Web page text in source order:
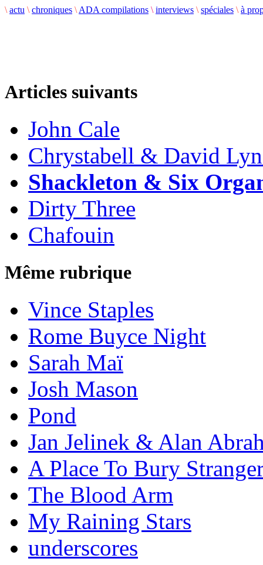
\ actu \ chroniques \ ADA compilations \ interviews \ spéciales \ à
Articles suivants
John Cale
Chrystabell & David
Shackleton & Six
Dirty Three
Chafouin
Même rubrique
Vince Staples
Rome Buyce Night
Sarah Maï
Josh Mason
Pond
Jan Jelinek & Alan
A Place To Bury
The Blood Arm
My Raining Stars
underscores